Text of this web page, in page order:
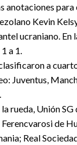
anotaciones para
Kevin
ucraniano. En
a 1.
a
Juventus,
rueda, Unión
de
Real